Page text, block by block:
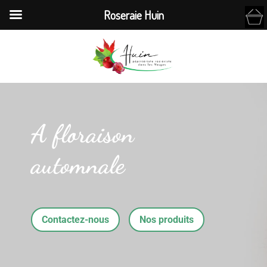
A floraison
automnale
Contactez-nous Nos produits
Roseraie Huin